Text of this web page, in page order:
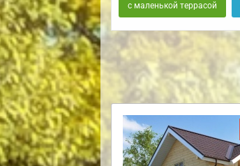
с маленькой террасой